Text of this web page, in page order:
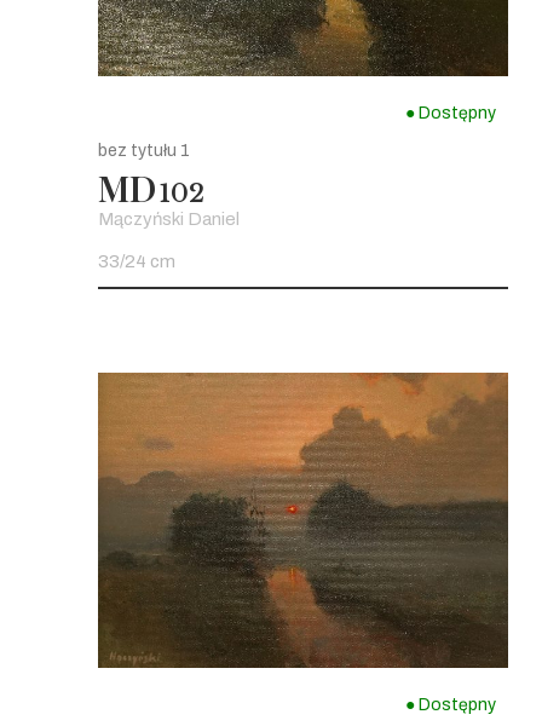
● Dostępny
bez tytułu 1
MD102
Mączyński Daniel
33/24 cm
● Dostępny